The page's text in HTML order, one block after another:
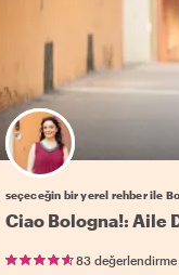
Favori yerel
seçeceğin bir yerel rehber ile
Ciao Bologna!: Aile
83 değerlendirme